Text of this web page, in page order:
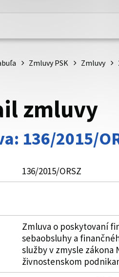
webová stránka
Zmluvy PSK Zmluvy
zmluvy
136/2015/
136/2015/ORSZ
Zmluva o poskytovaní
sebaobsluhy a
služby v zmysle zákona
živnostenskom